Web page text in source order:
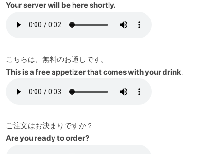
Your server will be here shortly.
こちらは、無料のお通しです。
This is a free appetizer that comes with your drink.
ご注文はお決まりですか？
Are you ready to order?